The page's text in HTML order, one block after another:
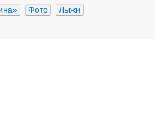
Фото Лыжи